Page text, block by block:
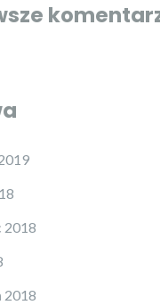
2018
2018